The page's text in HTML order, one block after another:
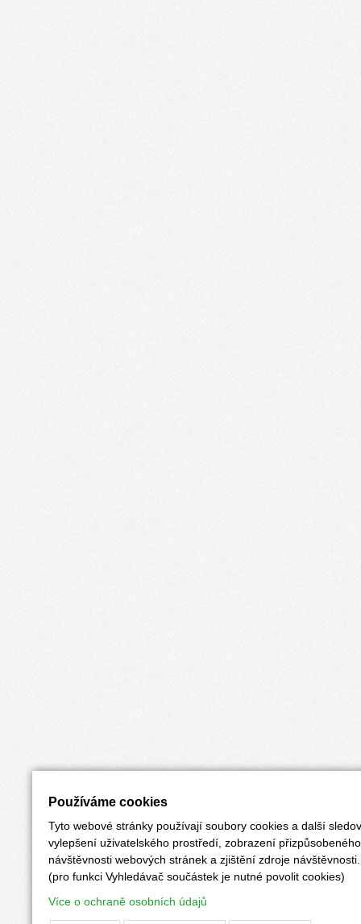
Používáme cookies
Tyto webové stránky používají soubory cookies a další
vylepšení uživatelského prostředí, zobrazení
návštěvnosti webových stránek a zjištění zdroje návštěvnosti.
(pro funkci Vyhledávač součástek je nutné povolit cookies)
Více o ochraně osobních údajů